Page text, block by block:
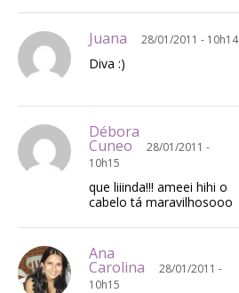
Juana 28/01/2011 - 10h14
Diva :)
Débora
Cuneo
28/01/2011 -
10h15
que liiinda!!! ameei hihi o
cabelo tá maravilhosooo
Ana
Carolina
28/01/2011 -
10h15